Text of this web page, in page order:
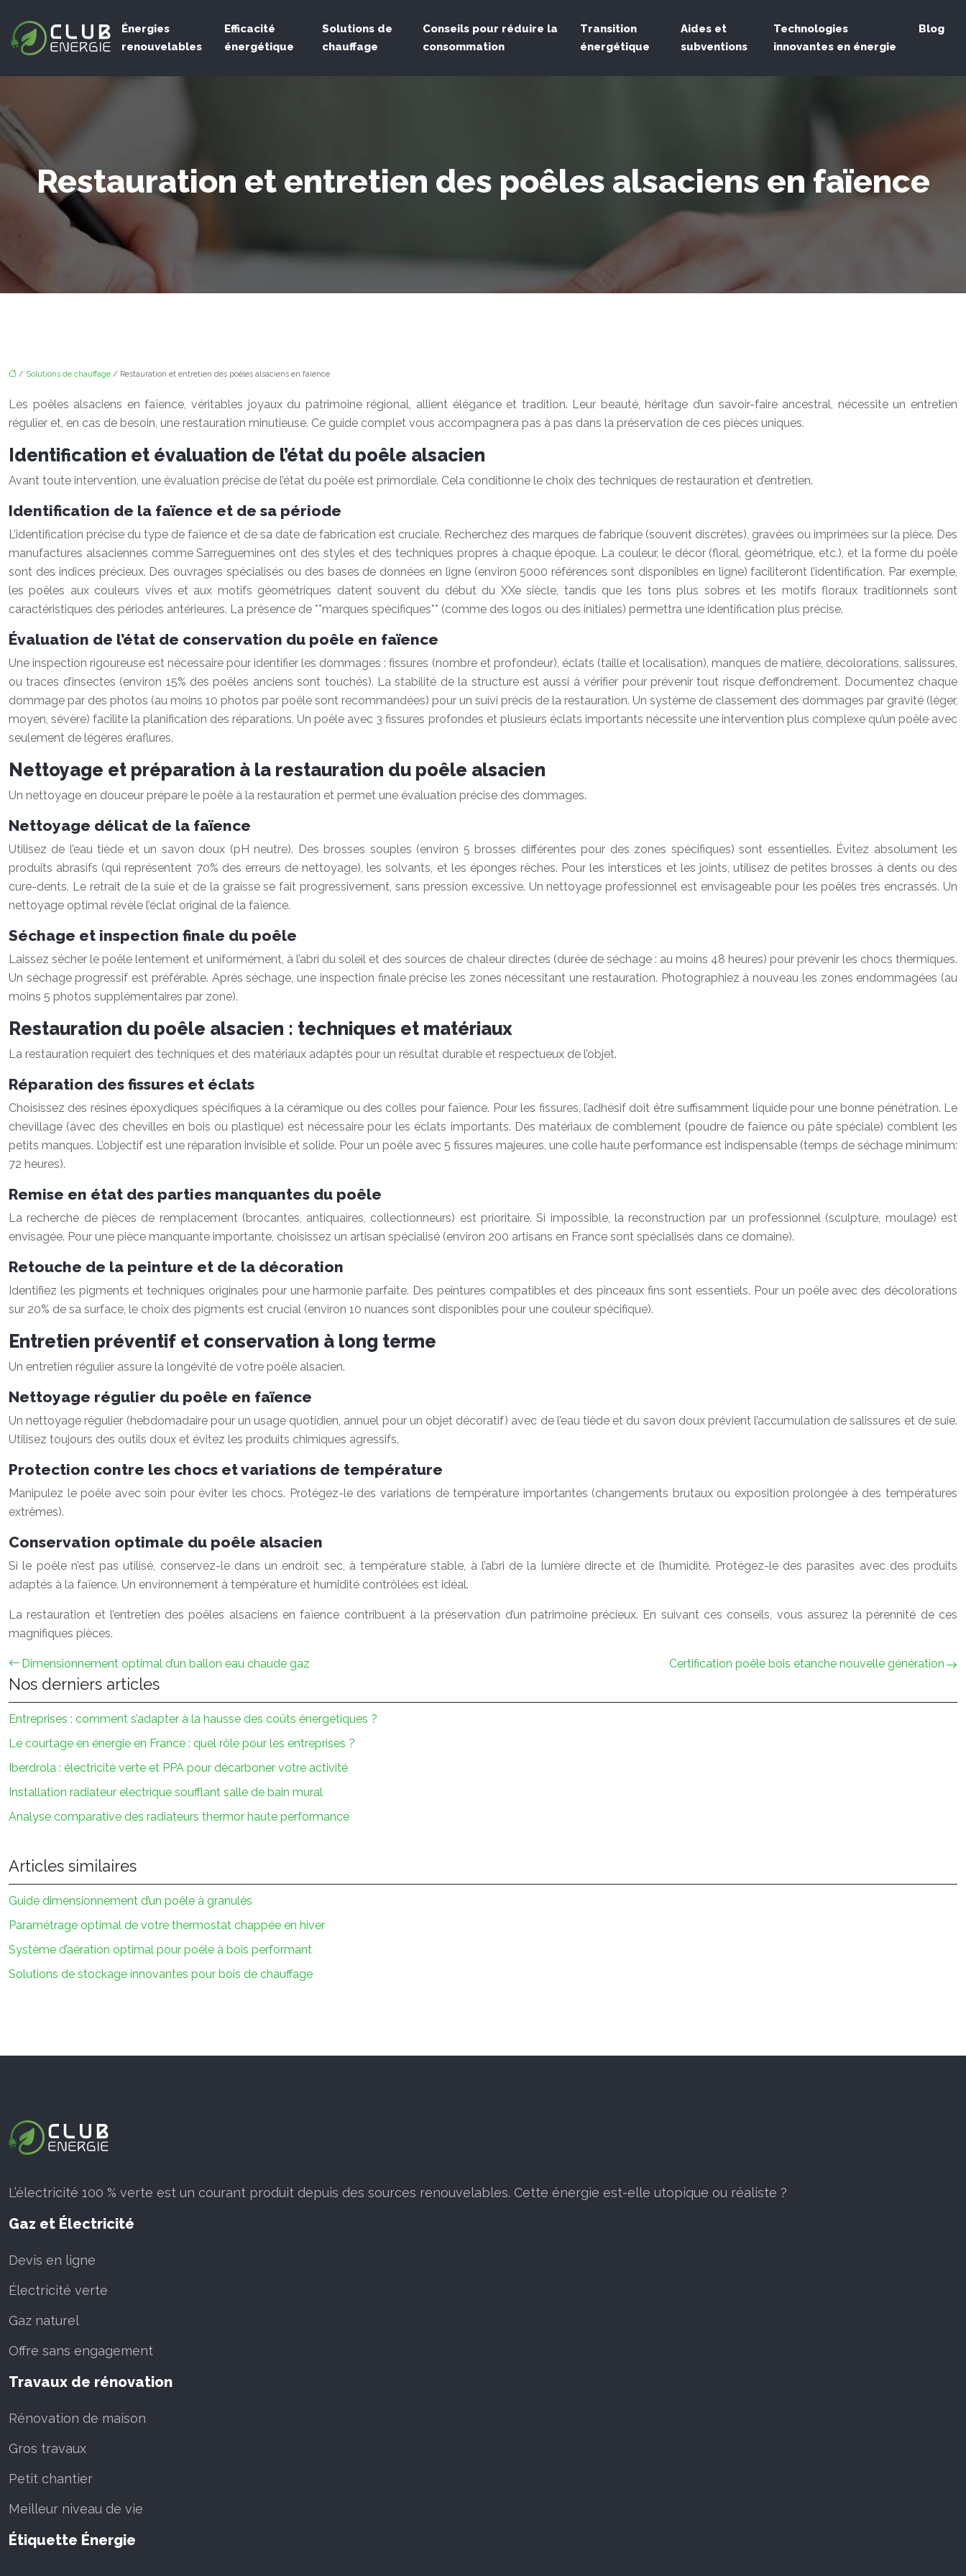
Énergies
renouvelables
Efficacité
énergétique
Solutions de
chauffage
Conseils pour réduire la
consommation
Transition
énergétique
Aides et
subventions
Technologies
innovantes en énergie
Blog
Restauration et entretien des poêles alsaciens en faïence
/ Solutions de chauffage / Restauration et entretien des poêles alsaciens en faïence
Les poêles alsaciens en faïence, véritables joyaux du patrimoine régional, allient élégance et tradition. Leur beauté, héritage d’un savoir-faire ancestral, nécessite un entretien
régulier et, en cas de besoin, une restauration minutieuse. Ce guide complet vous accompagnera pas à pas dans la préservation de ces pièces uniques.
Identification et évaluation de l’état du poêle alsacien
Avant toute intervention, une évaluation précise de l’état du poêle est primordiale. Cela conditionne le choix des techniques de restauration et d’entretien.
Identification de la faïence et de sa période
L’identification précise du type de faïence et de sa date de fabrication est cruciale. Recherchez des marques de fabrique (souvent discrètes), gravées ou imprimées sur la pièce. Des
manufactures alsaciennes comme Sarreguemines ont des styles et des techniques propres à chaque époque. La couleur, le décor (floral, géométrique, etc.), et la forme du poêle
sont des indices précieux. Des ouvrages spécialisés ou des bases de données en ligne (environ 5000 références sont disponibles en ligne) faciliteront l’identification. Par exemple,
les poêles aux couleurs vives et aux motifs géométriques datent souvent du début du XXe siècle, tandis que les tons plus sobres et les motifs floraux traditionnels sont
caractéristiques des périodes antérieures. La présence de **marques spécifiques** (comme des logos ou des initiales) permettra une identification plus précise.
Évaluation de l’état de conservation du poêle en faïence
Une inspection rigoureuse est nécessaire pour identifier les dommages : fissures (nombre et profondeur), éclats (taille et localisation), manques de matière, décolorations, salissures,
ou traces d’insectes (environ 15% des poêles anciens sont touchés). La stabilité de la structure est aussi à vérifier pour prévenir tout risque d’effondrement. Documentez chaque
dommage par des photos (au moins 10 photos par poêle sont recommandées) pour un suivi précis de la restauration. Un système de classement des dommages par gravité (léger,
moyen, sévère) facilite la planification des réparations. Un poêle avec 3 fissures profondes et plusieurs éclats importants nécessite une intervention plus complexe qu’un poêle avec
seulement de légères éraflures.
Nettoyage et préparation à la restauration du poêle alsacien
Un nettoyage en douceur prépare le poêle à la restauration et permet une évaluation précise des dommages.
Nettoyage délicat de la faïence
Utilisez de l’eau tiède et un savon doux (pH neutre). Des brosses souples (environ 5 brosses différentes pour des zones spécifiques) sont essentielles. Évitez absolument les
produits abrasifs (qui représentent 70% des erreurs de nettoyage), les solvants, et les éponges rêches. Pour les interstices et les joints, utilisez de petites brosses à dents ou des
cure-dents. Le retrait de la suie et de la graisse se fait progressivement, sans pression excessive. Un nettoyage professionnel est envisageable pour les poêles très encrassés. Un
nettoyage optimal révèle l’éclat original de la faïence.
Séchage et inspection finale du poêle
Laissez sécher le poêle lentement et uniformément, à l’abri du soleil et des sources de chaleur directes (durée de séchage : au moins 48 heures) pour prévenir les chocs thermiques.
Un séchage progressif est préférable. Après séchage, une inspection finale précise les zones nécessitant une restauration. Photographiez à nouveau les zones endommagées (au
moins 5 photos supplémentaires par zone).
Restauration du poêle alsacien : techniques et matériaux
La restauration requiert des techniques et des matériaux adaptés pour un résultat durable et respectueux de l’objet.
Réparation des fissures et éclats
Choisissez des résines époxydiques spécifiques à la céramique ou des colles pour faïence. Pour les fissures, l’adhésif doit être suffisamment liquide pour une bonne pénétration. Le
chevillage (avec des chevilles en bois ou plastique) est nécessaire pour les éclats importants. Des matériaux de comblement (poudre de faïence ou pâte spéciale) comblent les
petits manques. L’objectif est une réparation invisible et solide. Pour un poêle avec 5 fissures majeures, une colle haute performance est indispensable (temps de séchage minimum:
72 heures).
Remise en état des parties manquantes du poêle
La recherche de pièces de remplacement (brocantes, antiquaires, collectionneurs) est prioritaire. Si impossible, la reconstruction par un professionnel (sculpture, moulage) est
envisagée. Pour une pièce manquante importante, choisissez un artisan spécialisé (environ 200 artisans en France sont spécialisés dans ce domaine).
Retouche de la peinture et de la décoration
Identifiez les pigments et techniques originales pour une harmonie parfaite. Des peintures compatibles et des pinceaux fins sont essentiels. Pour un poêle avec des décolorations
sur 20% de sa surface, le choix des pigments est crucial (environ 10 nuances sont disponibles pour une couleur spécifique).
Entretien préventif et conservation à long terme
Un entretien régulier assure la longévité de votre poêle alsacien.
Nettoyage régulier du poêle en faïence
Un nettoyage régulier (hebdomadaire pour un usage quotidien, annuel pour un objet décoratif) avec de l’eau tiède et du savon doux prévient l’accumulation de salissures et de suie.
Utilisez toujours des outils doux et évitez les produits chimiques agressifs.
Protection contre les chocs et variations de température
Manipulez le poêle avec soin pour éviter les chocs. Protégez-le des variations de température importantes (changements brutaux ou exposition prolongée à des températures
extrêmes).
Conservation optimale du poêle alsacien
Si le poêle n’est pas utilisé, conservez-le dans un endroit sec, à température stable, à l’abri de la lumière directe et de l’humidité. Protégez-le des parasites avec des produits
adaptés à la faïence. Un environnement à température et humidité contrôlées est idéal.
La restauration et l’entretien des poêles alsaciens en faïence contribuent à la préservation d’un patrimoine précieux. En suivant ces conseils, vous assurez la pérennité de ces
magnifiques pièces.
Dimensionnement optimal d’un ballon eau chaude gaz Certification poêle bois etanche nouvelle génération
Nos derniers articles
Entreprises : comment s’adapter à la hausse des coûts énergétiques ?
Le courtage en énergie en France : quel rôle pour les entreprises ?
Iberdrola : électricité verte et PPA pour décarboner votre activité
Installation radiateur electrique soufflant salle de bain mural
Analyse comparative des radiateurs thermor haute performance
Articles similaires
Guide dimensionnement d’un poêle à granulés
Paramétrage optimal de votre thermostat chappée en hiver
Système d’aération optimal pour poêle à bois performant
Solutions de stockage innovantes pour bois de chauffage
L’électricité 100 % verte est un courant produit depuis des sources renouvelables. Cette énergie est-elle utopique ou réaliste ?
Gaz et Électricité
Devis en ligne
Électricité verte
Gaz naturel
Offre sans engagement
Travaux de rénovation
Rénovation de maison
Gros travaux
Petit chantier
Meilleur niveau de vie
Étiquette Énergie